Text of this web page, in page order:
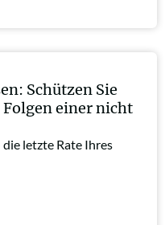
Schützen Sie
einer nicht
letzte Rate Ihres